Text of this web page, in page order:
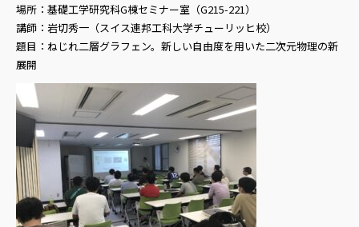
場所：基礎工学研究科G棟セミナー室（G215-221）
講師：岩切秀一（スイス連邦工科大学チューリッヒ校）
題目：ねじれ二層グラフェン。新しい自由度を用いた二次元物理の新
展開